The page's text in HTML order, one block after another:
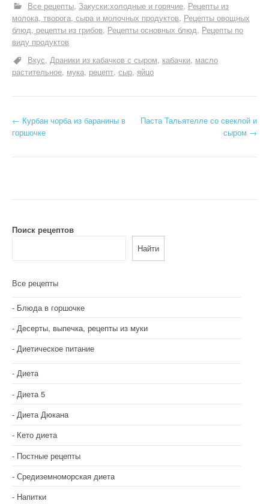
Все рецепты Закуски:холодные и горячие Рецепты из
молока, творога, сыра и молочных продуктов Рецепты овощных
блюд, рецепты из грибов Рецепты основных блюд Рецепты по
виду продуктов
Вкус Драники из кабачков с сыром кабачки масло
растительное мука рецепт сыр яйцо
Н
а
и
п
о
а
п
и
с
я
м
← Курбан чорба из баранины в
горшочке
Паста Тальятелле со свеклой и
сыром →
Поиск рецептов
Найти
Все рецепты
Блюда в горшочке
Десерты, выпечка, рецепты из муки
Диетическое питание
Диета
Диета 5
Диета Дюкана
Кето диета
Постные рецепты
Средиземноморская диета
Напитки